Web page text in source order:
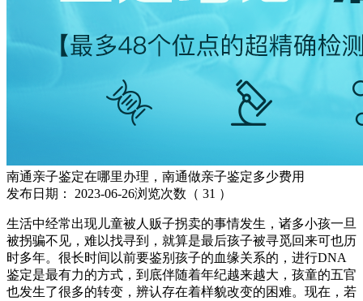
南通亲子鉴定在哪里办理，南通做亲子鉴定多少费用
发布日期：
2023-06-26浏览次数（ 31 ）
生活中经常出现儿童被人贩子拐卖的事情发生，诸多小孩一旦
被拐骗不见，难以找寻到，就算是最后孩子被寻觅回来可也历
时多年。很长时间以前要鉴别孩子的血缘关系的，进行DNA
鉴定是最有力的方式，到底伴随着年纪越来越大，孩童的五官
也发生了很多的转变，辨认存在着样貌改变的困难。现在，若